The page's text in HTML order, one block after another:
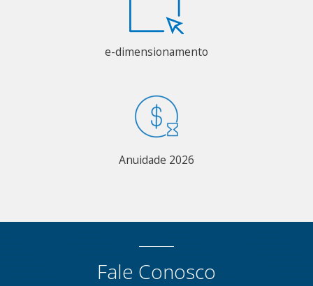
e-dimensionamento
Anuidade 2026
Fale Conosco